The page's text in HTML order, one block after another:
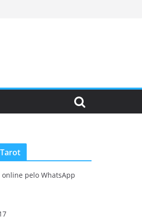
pelo WhatsApp